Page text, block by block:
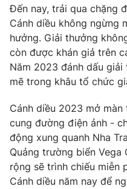
Giải sao mai
Làm đẹp
Chất lượng cuộc sống
Tuyển sinh
Học trực tuyến
Công nghệ
Hitech Công nghệ tương
Sản phẩm
Thị trường
Tư vấn
Giao lưu trực tuyến
Lịch phát sóng
Chuyên mục khác
Emagazine
Đến nay, trải qua chặng
Cánh diều không ngừng
hưởng. Giải thưởng
còn được khán giả trên
Năm 2023 đánh dấu
mẽ trong khâu tổ chức
Cánh diều 2023 mở
cung đường điện ảnh -
động xung quanh Nha
Quảng trường biển Vega
rộng sẽ trình chiếu miễn
Cánh diều năm nay để